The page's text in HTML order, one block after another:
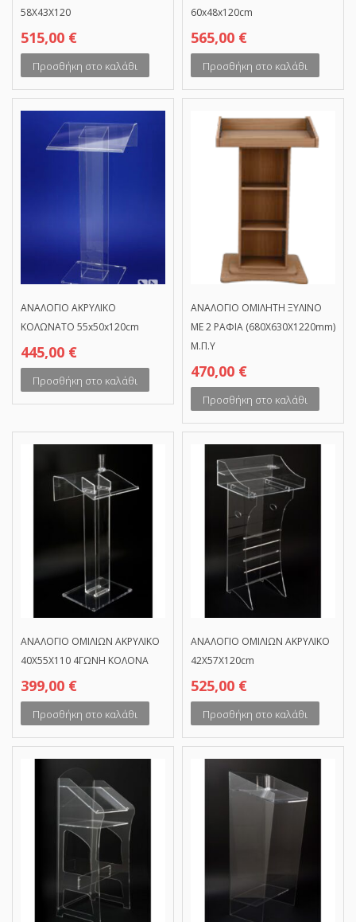
58Χ43Χ120
515,00 €
Προσθήκη στο καλάθι
60x48x120cm
565,00 €
Προσθήκη στο καλάθι
ΑΝΑΛΟΓΙΟ ΑΚΡΥΛΙΚΟ
ΚΟΛΩΝΑΤΟ 55x50x120cm
445,00 €
Προσθήκη στο καλάθι
ΑΝΑΛΟΓΙΟ ΟΜΙΛΗΤΗ ΞΥΛΙΝΟ
ΜΕ 2 ΡΑΦΙΑ (680Χ630Χ1220mm)
Μ.Π.Υ
470,00 €
Προσθήκη στο καλάθι
ΑΝΑΛΟΓΙΟ ΟΜΙΛΙΩΝ ΑΚΡΥΛΙΚΟ
40Χ55Χ110 4ΓΩΝΗ ΚΟΛΟΝΑ
399,00 €
Προσθήκη στο καλάθι
ΑΝΑΛΟΓΙΟ ΟΜΙΛΙΩΝ ΑΚΡΥΛΙΚΟ
42Χ57Χ120cm
525,00 €
Προσθήκη στο καλάθι